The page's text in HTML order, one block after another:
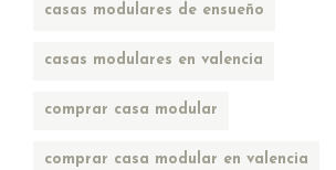
casas modulares de ensueño
casas modulares en valencia
comprar casa modular
comprar casa modular en valencia